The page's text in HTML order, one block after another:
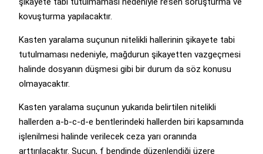
kovuşturma yapılacaktır.
Kasten yaralama suçunun nitelikli hallerinin şikayete tabi
tutulmaması nedeniyle, mağdurun şikayetten vazgeçmesi
halinde dosyanın düşmesi gibi bir durum da söz konusu
olmayacaktır.
Kasten yaralama suçunun yukarıda belirtilen nitelikli
hallerden a-b-c-d-e bentlerindeki hallerden biri kapsamında
işlenilmesi halinde verilecek ceza yarı oranında
arttırılacaktır. Suçun, f bendinde düzenlendiği üzere